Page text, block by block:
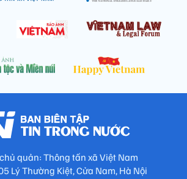
quản: Thông tấn xã Việt Nam
Lý Thường Kiệt, Cửa Nam, Hà Nội